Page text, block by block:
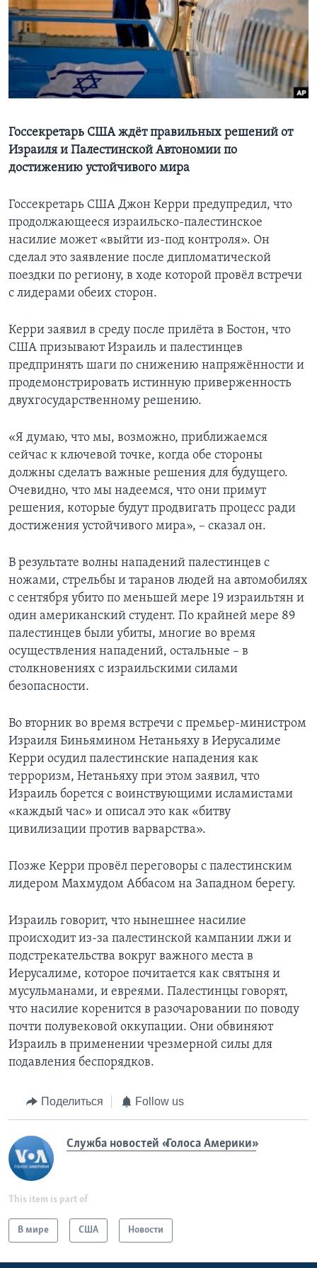
Learning English
СОЦИАЛЬНЫЕ СЕТИ
Языки
Госсекретарь США ждёт правильных решений от
Израиля и Палестинской Автономии по
достижению устойчивого мира
Госсекретарь США Джон Керри предупредил, что
продолжающееся израильско-палестинское
насилие может «выйти из-под контроля». Он
сделал это заявление после дипломатической
поездки по региону, в ходе которой провёл встречи
с лидерами обеих сторон.
Керри заявил в среду после прилёта в Бостон, что
США призывают Израиль и палестинцев
предпринять шаги по снижению напряжённости и
продемонстрировать истинную приверженность
двухгосударственному решению.
«Я думаю, что мы, возможно, приближаемся
сейчас к ключевой точке, когда обе стороны
должны сделать важные решения для будущего.
Очевидно, что мы надеемся, что они примут
решения, которые будут продвигать процесс ради
достижения устойчивого мира», – сказал он.
В результате волны нападений палестинцев с
ножами, стрельбы и таранов людей на автомобилях
с сентября убито по меньшей мере 19 израильтян и
один американский студент. По крайней мере 89
палестинцев были убиты, многие во время
осуществления нападений, остальные – в
столкновениях с израильскими силами
безопасности.
Во вторник во время встречи с премьер-министром
Израиля Биньямином Нетаньяху в Иерусалиме
Керри осудил палестинские нападения как
терроризм, Нетаньяху при этом заявил, что
Израиль борется с воинствующими исламистами
«каждый час» и описал это как «битву
цивилизации против варварства».
Позже Керри провёл переговоры с палестинским
лидером Махмудом Аббасом на Западном берегу.
Израиль говорит, что нынешнее насилие
происходит из-за палестинской кампании лжи и
подстрекательства вокруг важного места в
Иерусалиме, которое почитается как святыня и
мусульманами, и евреями. Палестинцы говорят,
что насилие коренится в разочаровании по поводу
почти полувековой оккупации. Они обвиняют
Израиль в применении чрезмерной силы для
подавления беспорядков.
Поделиться Follow us
Служба новостей «Голоса Америки»
This item is part of
В мире США Новости